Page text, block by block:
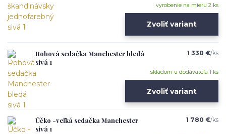
vyrobenie na mieru 2 ks
Zvoliť variant
Rohová sedačka Manchester bledá
sivá 1
1 330 €/ks
skladom u dodávateľa 1 ks
Zvoliť variant
Účko -veľká sedačka Manchester
sivá 1
1 780 €/ks